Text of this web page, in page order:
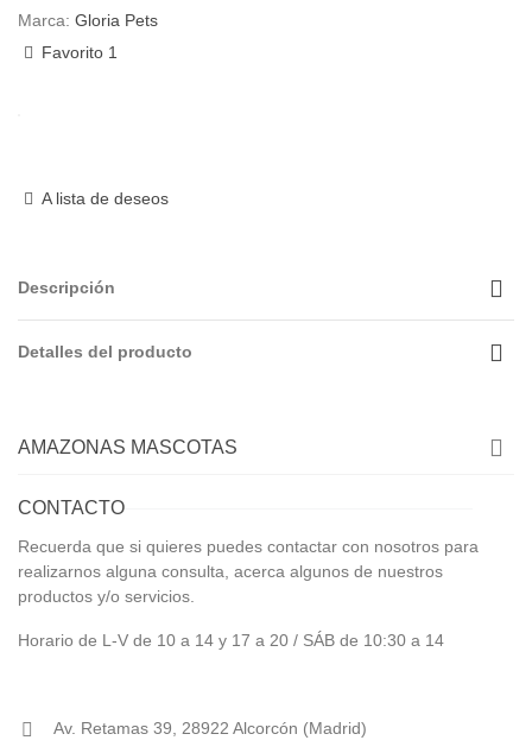
Marca: Gloria Pets
Favorito 1
A lista de deseos
Descripción
Detalles del producto
AMAZONAS MASCOTAS
CONTACTO
Recuerda que si quieres puedes contactar con nosotros para
realizarnos alguna consulta, acerca algunos de nuestros
productos y/o servicios.
Horario de L-V de 10 a 14 y 17 a 20 / SÁB de 10:30 a 14
Av. Retamas 39, 28922 Alcorcón (Madrid)